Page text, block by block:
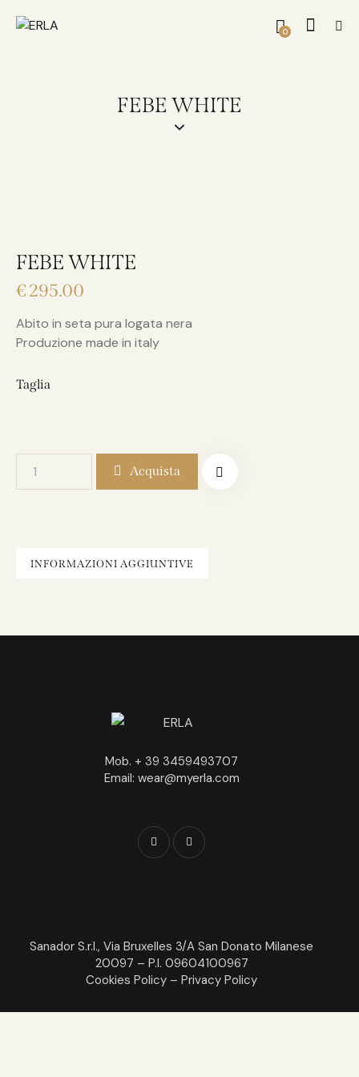
0
FEBE WHITE
FEBE WHITE
€295.00
Abito in seta pura logata nera
Produzione made in italy
Taglia
Acquista
INFORMAZIONI AGGIUNTIVE
Mob. + 39 3459493707
Email: wear@myerla.com
Sanador S.r.l., Via Bruxelles 3/A San Donato Milanese
20097 – P.I. 09604100967
Cookies Policy – Privacy Policy